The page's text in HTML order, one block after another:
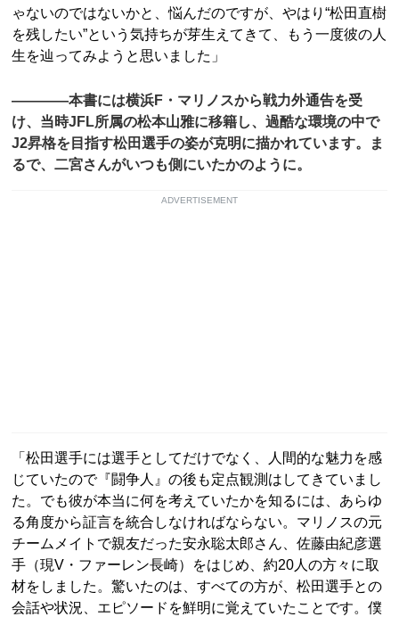
ゃないのではないかと、悩んだのですが、やはり“松田直樹
を残したい”という気持ちが芽生えてきて、もう一度彼の人
生を辿ってみようと思いました」
――――本書には横浜F・マリノスから戦力外通告を受
け、当時JFL所属の松本山雅に移籍し、過酷な環境の中で
J2昇格を目指す松田選手の姿が克明に描かれています。ま
るで、二宮さんがいつも側にいたかのように。
ADVERTISEMENT
「松田選手には選手としてだけでなく、人間的な魅力を感
じていたので『闘争人』の後も定点観測はしてきていまし
た。でも彼が本当に何を考えていたかを知るには、あらゆ
る角度から証言を統合しなければならない。マリノスの元
チームメイトで親友だった安永聡太郎さん、佐藤由紀彦選
手（現V・ファーレン長崎）をはじめ、約20人の方々に取
材をしました。驚いたのは、すべての方が、松田選手との
会話や状況、エピソードを鮮明に覚えていたことです。僕